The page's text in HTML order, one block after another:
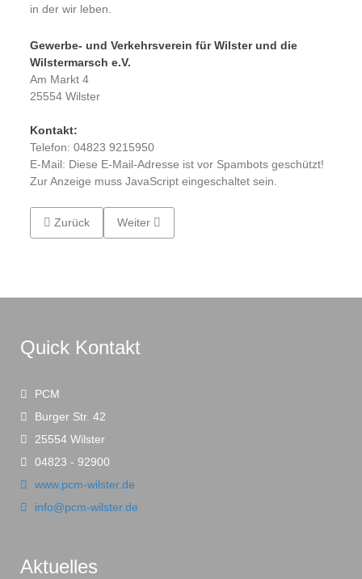
in der wir leben.
Gewerbe- und Verkehrsverein für Wilster und die
Wilstermarsch e.V.
Am Markt 4
25554 Wilster
Kontakt:
Telefon: 04823 9215950
E-Mail: Diese E-Mail-Adresse ist vor Spambots geschützt!
Zur Anzeige muss JavaScript eingeschaltet sein.
Vorheriger Beitrag: Verkaufsoffener Sonntag in Wilster am
Zurück Nächster Beitrag: Spaziergang in der
Weiter
Quick Kontakt
PCM
Burger Str. 42
25554 Wilster
04823 - 92900
www.pcm-wilster.de
info@pcm-wilster.de
Aktuelles